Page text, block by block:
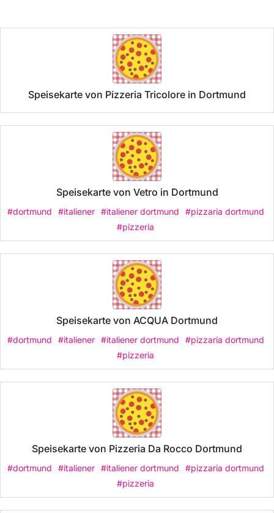
Speisekarte von Pizzeria Tricolore in Dortmund
Speisekarte von Vetro in Dortmund
#dortmund #italiener #italiener dortmund
#pizzaria dortmund
#pizzeria
Speisekarte von ACQUA Dortmund
#dortmund #italiener #italiener dortmund
#pizzaria dortmund
#pizzeria
Speisekarte von Pizzeria Da Rocco Dortmund
#dortmund #italiener #italiener dortmund
#pizzaria dortmund
#pizzeria